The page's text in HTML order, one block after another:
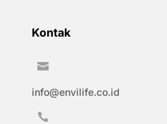
Kontak

info@envilife.co.id
